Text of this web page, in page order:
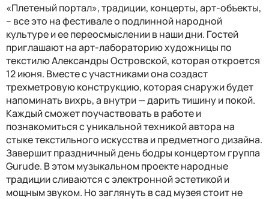
«Плетеный портал», традиции, концерты, арт-объекты,
– все это на фестивале о подлинной народной
культуре и ее переосмыслении в наши дни. Гостей
приглашают на арт-лабораторию художницы по
текстилю Александры Островской, которая откроется
12 июня. Вместе с участниками она создаст
трехметровую конструкцию, которая снаружи будет
напоминать вихрь, а внутри — дарить тишину и покой.
Каждый сможет поучаствовать в работе и
познакомиться с уникальной техникой автора на
стыке текстильного искусства и предметного дизайна.
Завершит праздничный день бодры концертом группа
Gurude. В этом музыкальном проекте народные
традиции сливаются с электронной эстетикой и
мощным звуком. Но заглянуть в сад музея стоит не